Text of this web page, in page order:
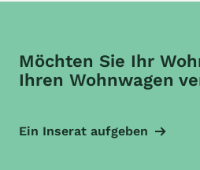
Möchten Sie Ihr
Ihren Wohnwagen
Ein Inserat aufgeben